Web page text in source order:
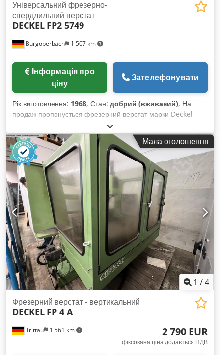
Burgoberbach 1 507 km
Універсальний фрезерно-
свердлильний верстат
DECKEL FP2 5749
ціну
Зателефонувати
Рік виготовлення: 1968, Стан: добрий (вживаний), На
продаж пропонується фрезерний верстат марки Deckel
1968 року випуску. Верстат знаходиться у доброму до дуже
доброго стані та повністю справний. (Цифровий індикатор
відсутній, але може бути додатково встановлений за
запитом.) Технічні дані: Тримач інструмента: SK 40
Переміщення X/Y/Z: 400 / 200 / 400 мм Діапазон обертів: 40
- 2000 об/хв Вертикальний хід шпинделя: 60 мм
Горизонтальний хід шпинделя: 100 мм Подачі: 8 - 400 мм/
об Розмір столу: 700 x 330 мм Потужність двигуна: 2,2 кВт
Підключення: 400 В / вилка 16 А Вага: близько 1300 кг Всі
ціни без урахування ПДВ Купівля / продаж верстатів
КУПІВЛЯ / ПРОДАЖ ВИРОБНИЧОГО ТА
МЕТАЛООБРОБНОГО ОБЛАДНАННЯ ТА ІНШОГО. Потрібен
якісний, але недорогий металообробний верстат для
вашого виробництва? Або бажаєте продати свій? Chjdpfeihf
Etjx Abxea Для отримання додаткової інформації або
контактних даних відвідайте наш вебсайт.
Мала оголошення
1 /4
Trittau 1 561 km
Фрезерний верстат - вертикальний
DECKEL FP 4 A
2 790 EUR
фіксована ціна додається ПДВ